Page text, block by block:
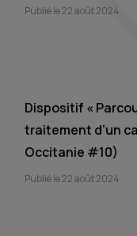
Publié le 22 août 2024
Dispositif «
traitement d’un
Occitanie #10)
Publié le 22 août 2024